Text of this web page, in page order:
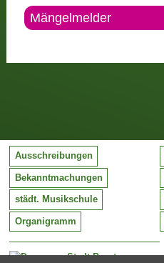
Mängelmelder
Stadt Barntrup
Ausschreibungen
Bekanntmachungen
städt. Musikschule
Organigramm